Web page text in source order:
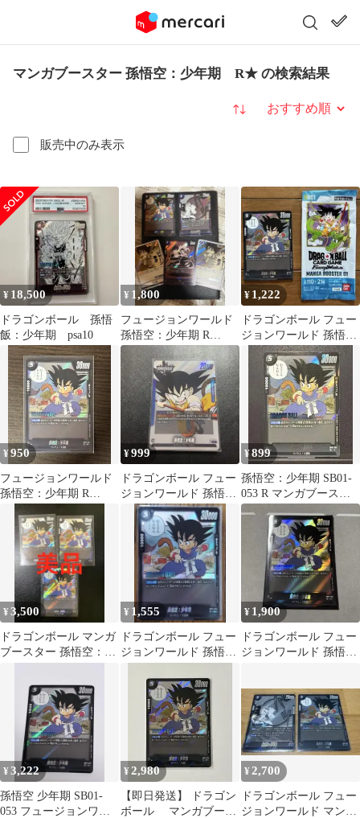
マンガブースター 孫悟空：少年期 R★ の検索結果
販売中のみ表示
並び替え
¥ 18,500
ドラゴンボール 孫悟
飯：少年期 psa10
¥ 1,800
フュージョンワールド
孫悟空：少年期 R
SB01-053
¥ 1,222
ドラゴンボール フュー
ジョンワールド 孫悟
空 少年期 R
¥950
フュージョンワールド
孫悟空：少年期 R
SB01-053
¥999
ドラゴンボール フュー
ジョンワールド 孫悟空
少年期 リーダー マンガ
ブースター
¥899
孫悟空：少年期 SB01-
053 R マンガブースタ
ー フュージョンワール
¥3,500
ドラゴンボール マンガ
ブースター 孫悟空：少
¥ 1,555
ドラゴンボール フュー
ジョンワールド 孫悟
¥ 1,900
ドラゴンボール フュー
ジョンワールド 孫悟
¥3,222
孫悟空 少年期 SB01-
053 フュージョンワー
¥2,980
【即日発送】 ドラゴン
ボール マンガブース
¥ 2,700
ドラゴンボール フュー
ジョンワールド マンガ